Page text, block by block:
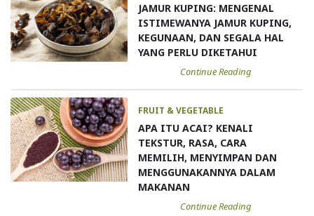
JAMUR KUPING: MENGENAL
ISTIMEWANYA JAMUR KUPING,
KEGUNAAN, DAN SEGALA HAL
YANG PERLU DIKETAHUI
Continue Reading
FRUIT & VEGETABLE
APA ITU ACAI? KENALI
TEKSTUR, RASA, CARA
MEMILIH, MENYIMPAN DAN
MENGGUNAKANNYA DALAM
MAKANAN
Continue Reading